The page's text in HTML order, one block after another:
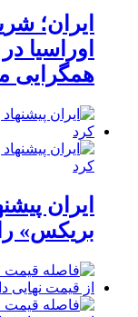
ایران؛
اوراسیا
همگرایی
ایران
بریکس»